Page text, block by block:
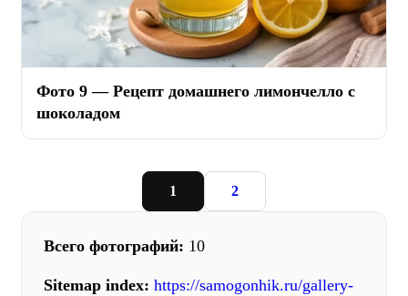
Фото 9 — Рецепт домашнего лимончелло с
шоколадом
1 2
Всего фотографий: 10
Sitemap index: https://samogonhik.ru/gallery-